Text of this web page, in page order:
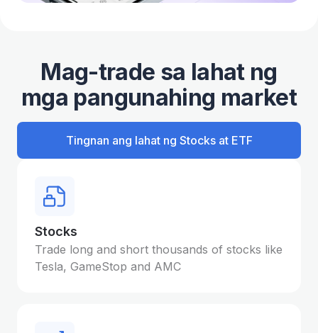
Mag-trade sa lahat ng
mga pangunahing market
Tingnan ang lahat ng Stocks at ETF
Stocks
Trade long and short thousands of stocks like
Tesla, GameStop and AMC